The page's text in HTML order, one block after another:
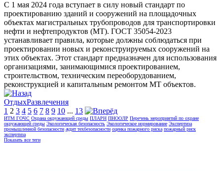
С 1 мая 2024 года вступает в силу новый стандарт по
проектированию зданий и сооружений на площадочных
объектах магистральных трубопроводов для транспортировки
нефти и нефтепродуктов (МТ). ГОСТ 35054-2023
устанавливает правила, которые должны соблюдаться при
проектировании новых и реконструируемых сооружений на
этих объектах. Этот стандарт предназначен для использования
организациями, занимающимися проектированием,
строительством, техническим переоборудованием,
реконструкцией и капитальным ремонтом МТ объектов.
ОтдыхРазвлечения
1 2 3 4 5 6 7 8 9 10 ... 13
ИТМ ГОЧС Охрана окружающей среды ПЛАРН ПНООЛР Перечень мероприятий по охране
окружающей среды Экологическая безопасность Экологическое нормирование Экспертиза
промышленной безопасности аудит техбезопасности оценка пожарного риска пожарный риск
экспертиза
Показать все теги